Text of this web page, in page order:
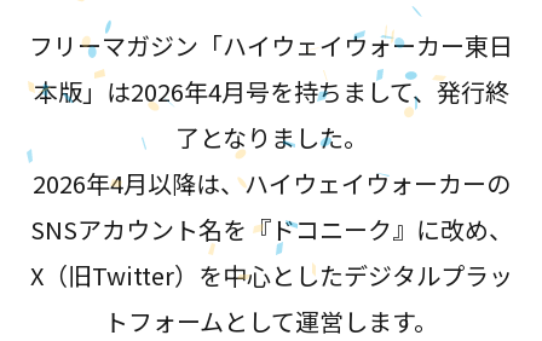
フリーマガジン「ハイウェイウォーカー東日
本版」は2026年4月号を持ちまして、発行終
了となりました。
2026年4月以降は、ハイウェイウォーカーの
SNSアカウント名を『ドコニーク』に改め、
X（旧Twitter）を中心としたデジタルプラッ
トフォームとして運営します。